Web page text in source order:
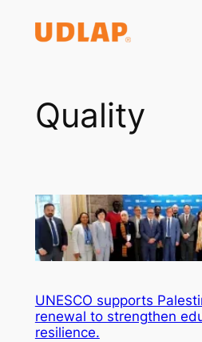
Quality
UNESCO supports
renewal to strengthen
resilience.